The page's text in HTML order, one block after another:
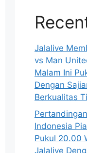
Jalalive
vs Man
Malam Ini
Dengan
Berkualitas
Indonesia
Pukul 20.00
Jalalive